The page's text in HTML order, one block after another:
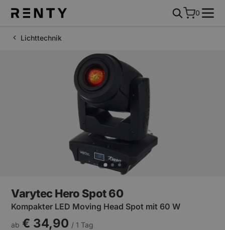
0
Lichttechnik
Varytec Hero Spot 60
Kompakter LED Moving Head Spot mit 60 W
ab € 34,90 / 1 Tag